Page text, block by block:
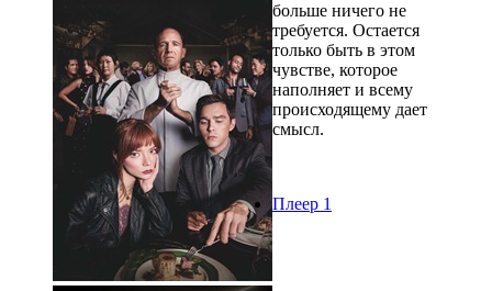
больше ничего не
требуется. Остается
только быть в этом
чувстве, которое
наполняет и всему
происходящему дает
смысл.
Плеер 1